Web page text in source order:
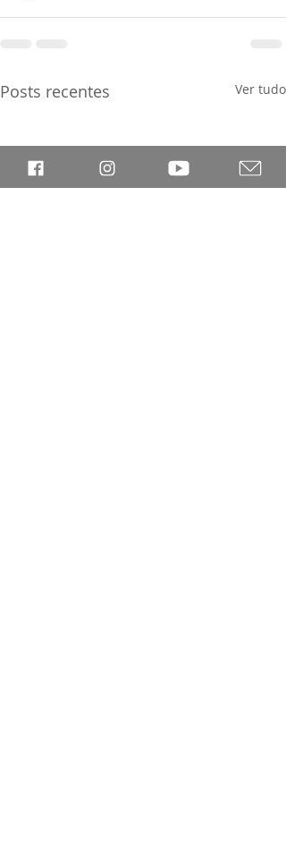
Posts recentes Ver tudo